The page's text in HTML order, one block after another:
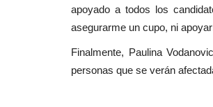
apoyado a todos los
asegurarme un cupo, ni
Finalmente, Paulina
personas que se verán